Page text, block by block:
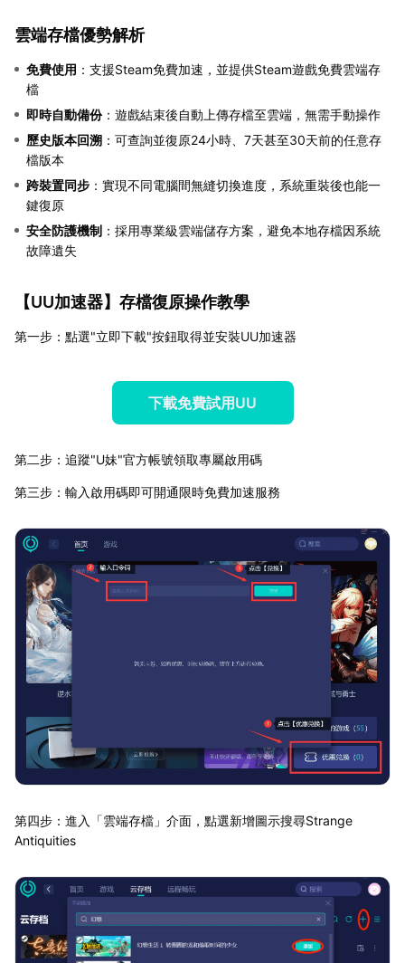
雲端存檔優勢解析
免費使用 ：支援Steam免費加速，並提供Steam遊戲免費雲端存
檔
即時自動備份：遊戲結束後自動上傳存檔至雲端，無需手動操作
歷史版本回溯 ：可查詢並復原24小時、7天甚至30天前的任意存
檔版本
跨裝置同步 ：實現不同電腦間無縫切換進度，系統重裝後也能一
鍵復原
安全防護機制 ：採用專業級雲端儲存方案，避免本地存檔因系統
故障遺失
【UU加速器】存檔復原操作教學
第一步：點選"立即下載"按鈕取得並安裝UU加速器
下載免費試用UU
第二步：追蹤"U妹"官方帳號領取專屬啟用碼
第三步：輸入啟用碼即可開通限時免費加速服務
第四步：進入「雲端存檔」介面，點選新增圖示搜尋Strange
Antiquities